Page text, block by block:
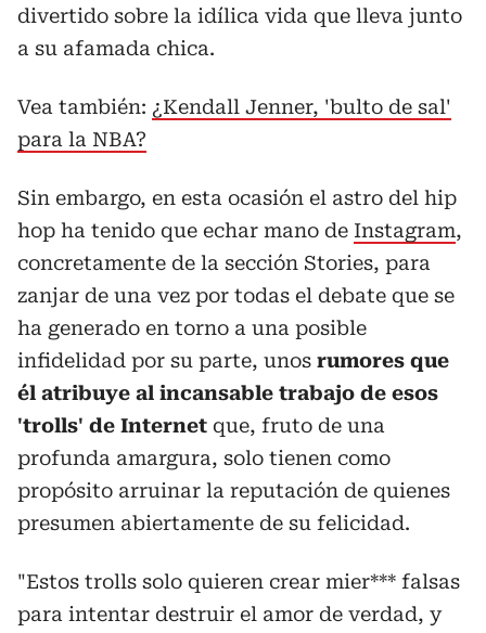
divertido sobre la idílica vida que lleva junto
a su afamada chica.
Vea también: ¿Kendall Jenner, 'bulto de sal'
para la NBA?
Sin embargo, en esta ocasión el astro del hip
hop ha tenido que echar mano de Instagram,
concretamente de la sección Stories, para
zanjar de una vez por todas el debate que se
ha generado en torno a una posible
infidelidad por su parte, unos rumores que
él atribuye al incansable trabajo de esos
'trolls' de Internet que, fruto de una
profunda amargura, solo tienen como
propósito arruinar la reputación de quienes
presumen abiertamente de su felicidad.
"Estos trolls solo quieren crear mier*** falsas
para intentar destruir el amor de verdad, y